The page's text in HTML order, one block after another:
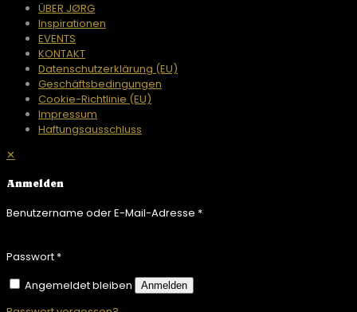
ÜBER JØRG
Inspirationen
EVENTS
KONTAKT
Datenschutzerklärung (EU)
Geschäftsbedingungen
Cookie-Richtlinie (EU)
Impressum
Haftungsausschluss
✕
Anmelden
Benutzername oder E-Mail-Adresse *
Passwort *
Angemeldet bleiben
Anmelden